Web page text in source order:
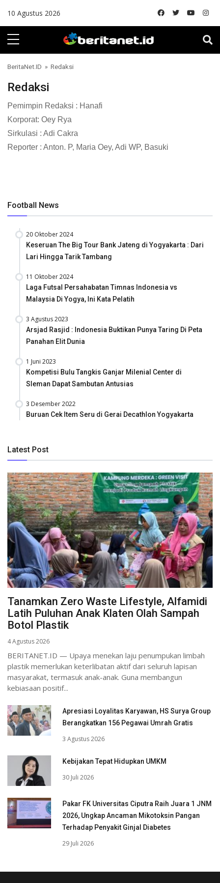
10 Agustus 2026
BeritaNet.ID » Redaksi
Redaksi
Pemimpin Redaksi : Hanafi
Korporat: Oey Rya
Sirkulasi : Adi Cakra
Reporter : Anton. P, Maria Oey, Adi WP, Basuki
Football News
20 Oktober 2024
Keseruan The Big Tour Bank Jateng di Yogyakarta : Dari
Lari Hingga Tarik Tambang
11 Oktober 2024
Laga Futsal Persahabatan Timnas Indonesia vs
Malaysia Di Yogya, Ini Kata Pelatih
3 Agustus 2023
Arsjad Rasjid : Indonesia Buktikan Punya Taring Di Peta
Panahan Elit Dunia
1 Juni 2023
Kompetisi Bulu Tangkis Ganjar Milenial Center di
Sleman Dapat Sambutan Antusias
3 Desember 2022
Buruan Cek Item Seru di Gerai Decathlon Yogyakarta
Latest Post
Tanamkan Zero Waste Lifestyle, Alfamidi
Latih Puluhan Anak Klaten Olah Sampah
Botol Plastik
4 Agustus 2026
BERITANET.ID — Upaya menekan laju penumpukan limbah
plastik memerlukan keterlibatan aktif dari seluruh lapisan
masyarakat, termasuk anak-anak. Guna membangun
kebiasaan positif...
Apresiasi Loyalitas Karyawan, HS Surya Group
Berangkatkan 156 Pegawai Umrah Gratis
3 Agustus 2026
Kebijakan Tepat Hidupkan UMKM
30 Juli 2026
Pakar FK Universitas Ciputra Raih Juara 1 JNM
2026, Ungkap Ancaman Mikotoksin Pangan
Terhadap Penyakit Ginjal Diabetes
29 Juli 2026